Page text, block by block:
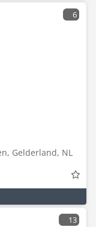
6
Gelderland, NL
13